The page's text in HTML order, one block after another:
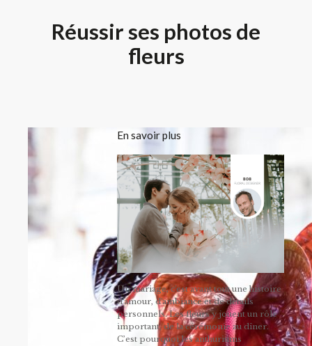
Réussir ses photos de
fleurs
En savoir plus
Un mariage, c'est avant tout une histoire
d'amour, d'ambiance et de détails
personnels. Les fleurs y jouent un rôle
important, de la cérémonie au dîner.
C’est pourquoi les anthuriums